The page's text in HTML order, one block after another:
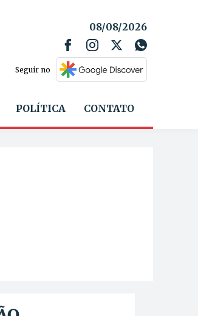
08/08/2026
Seguir no
POLÍTICA CONTATO